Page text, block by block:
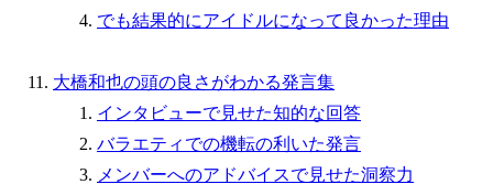
でも結果的にアイドルになって良かった理由
大橋和也の頭の良さがわかる発言集
インタビューで見せた知的な回答
バラエティでの機転の利いた発言
メンバーへのアドバイスで見せた洞察力